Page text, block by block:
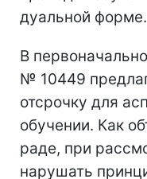
дуальной форме.
В
№ 10449
отсрочку для
обучении. Как
раде, при
нарушать